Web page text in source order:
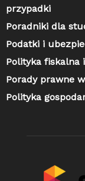
przypadki
Poradniki dla
Podatki i
Polityka fiskalna
Porady prawne
Polityka